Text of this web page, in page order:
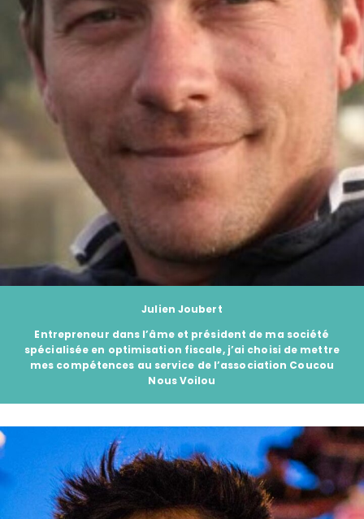
Julien Joubert
Entrepreneur dans l’âme et président de ma société
spécialisée en optimisation fiscale, j’ai choisi de mettre
mes compétences au service de l’association Coucou
Nous Voilou